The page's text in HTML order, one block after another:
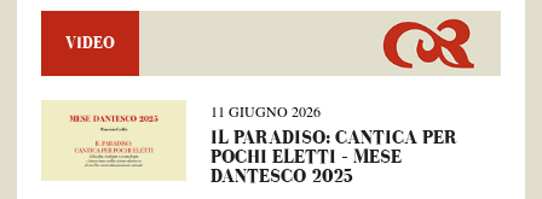
VIDEO
11 GIUGNO 2026
IL PARADISO: CANTICA PER
POCHI ELETTI – MESE
DANTESCO 2025